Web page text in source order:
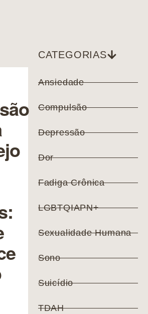
CATEGORIAS
Ansiedade
Compulsão
Depressão
Dor
Fadiga Crônica
LGBTQIAPN+
Sexualidade Humana
Sono
Suicídio
TDAH